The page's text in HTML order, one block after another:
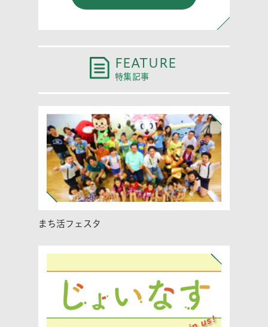
FEATURE
特集記事
まち活フェスタ